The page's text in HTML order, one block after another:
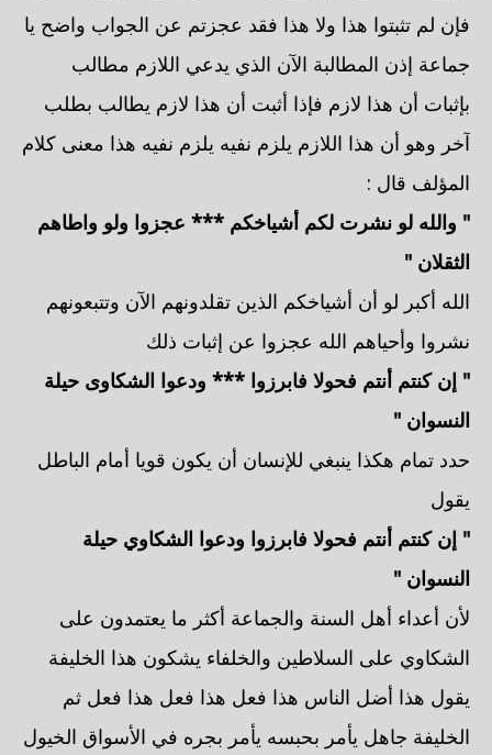
فإن لم تثبتوا هذا ولا هذا فقد عجزتم عن الجواب واضح يا
جماعة إذن المطالبة الآن الذي يدعي اللازم مطالب
بإثبات أن هذا لازم فإذا أثبت أن هذا لازم يطالب بطلب
آخر وهو أن هذا اللازم يلزم نفيه يلزم نفيه هذا معنى كلام
المؤلف قال :
" والله لو نشرت لكم أشياخكم *** عجزوا ولو واطاهم
الثقلان "
الله أكبر لو أن أشياخكم الذين تقلدونهم الآن وتتبعونهم
نشروا وأحياهم الله عجزوا عن إثبات ذلك
" إن كنتم أنتم فحولا فابرزوا *** ودعوا الشكاوى حيلة
النسوان "
حدد تمام هكذا ينبغي للإنسان أن يكون قويا أمام الباطل
يقول
" إن كنتم أنتم فحولا فابرزوا ودعوا الشكاوي حيلة
النسوان "
لأن أعداء أهل السنة والجماعة أكثر ما يعتمدون على
الشكاوي على السلاطين والخلفاء يشكون هذا الخليفة
يقول هذا أضل الناس هذا فعل هذا فعل هذا فعل ثم
الخليفة جاهل يأمر بحبسه يأمر بجره في الأسواق الخيول